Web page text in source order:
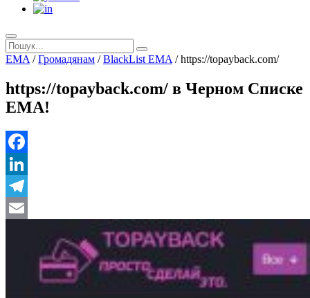
EMA /Громадянам /BlackList EMA /https://topayback.com/
https://topayback.com/ в Черном Списке
ЕМА!
Facebook
LinkedIn
Telegram